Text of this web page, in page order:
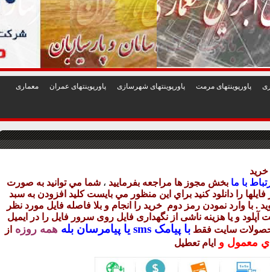
1 2 3 4 5